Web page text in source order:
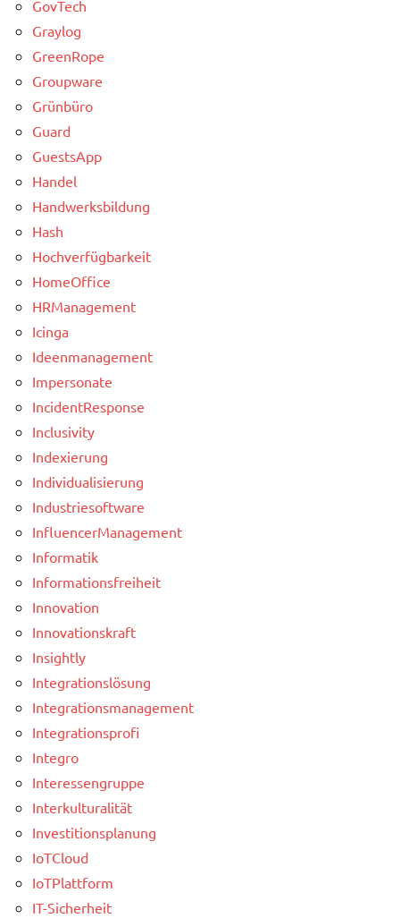
GovTech
Graylog
GreenRope
Groupware
Grünbüro
Guard
GuestsApp
Handel
Handwerksbildung
Hash
Hochverfügbarkeit
HomeOffice
HRManagement
Icinga
Ideenmanagement
Impersonate
IncidentResponse
Inclusivity
Indexierung
Individualisierung
Industriesoftware
InfluencerManagement
Informatik
Informationsfreiheit
Innovation
Innovationskraft
Insightly
Integrationslösung
Integrationsmanagement
Integrationsprofi
Integro
Interessengruppe
Interkulturalität
Investitionsplanung
IoTCloud
IoTPlattform
IT-Sicherheit